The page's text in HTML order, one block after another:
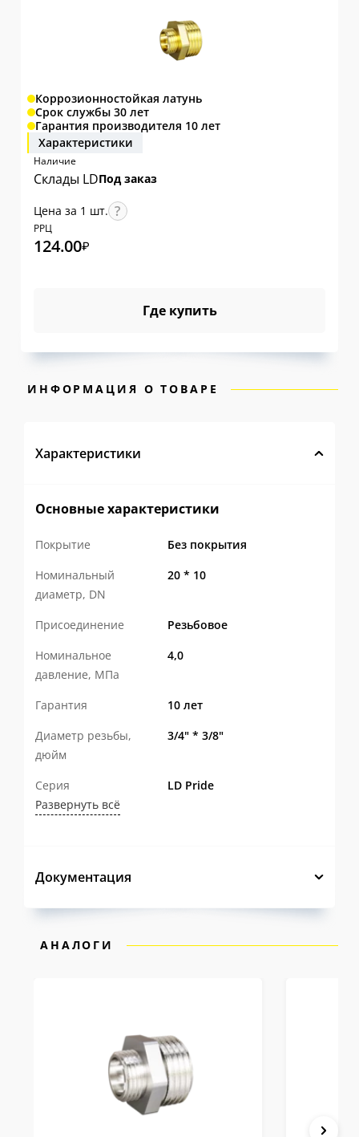
Коррозионностойкая латунь
Срок службы 30 лет
Гарантия производителя 10 лет
Характеристики
Наличие
Склады LDПод заказ
Цена за 1 шт.
РРЦ
124.00₽
Где купить
ИНФОРМАЦИЯ О ТОВАРЕ
Характеристики
Основные характеристики
Покрытие
Без покрытия
Номинальный
диаметр, DN
20 * 10
Присоединение
Резьбовое
Номинальное
давление, МПа
4,0
Гарантия
10 лет
Диаметр резьбы,
дюйм
3/4" * 3/8"
Серия
LD Pride
Развернуть всё
Документация
АНАЛОГИ